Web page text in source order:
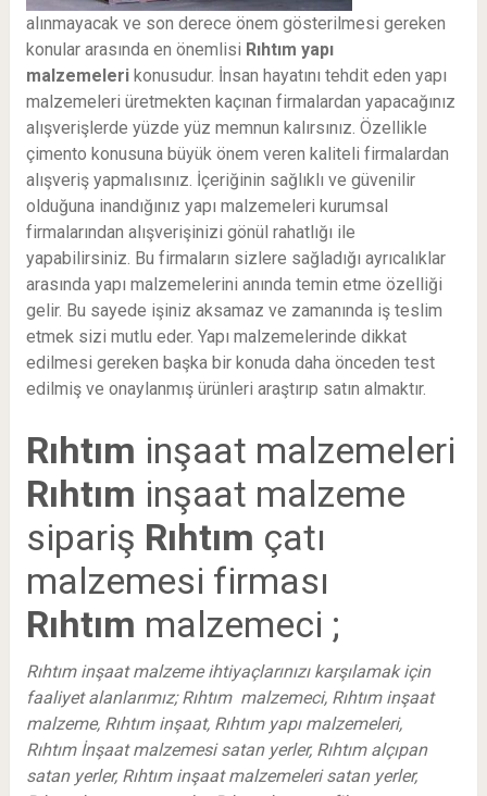
alınmayacak ve son derece önem gösterilmesi gereken
konular arasında en önemlisi Rıhtım yapı
malzemeleri konusudur. İnsan hayatını tehdit eden yapı
malzemeleri üretmekten kaçınan firmalardan yapacağınız
alışverişlerde yüzde yüz memnun kalırsınız. Özellikle
çimento konusuna büyük önem veren kaliteli firmalardan
alışveriş yapmalısınız. İçeriğinin sağlıklı ve güvenilir
olduğuna inandığınız yapı malzemeleri kurumsal
firmalarından alışverişinizi gönül rahatlığı ile
yapabilirsiniz. Bu firmaların sizlere sağladığı ayrıcalıklar
arasında yapı malzemelerini anında temin etme özelliği
gelir. Bu sayede işiniz aksamaz ve zamanında iş teslim
etmek sizi mutlu eder. Yapı malzemelerinde dikkat
edilmesi gereken başka bir konuda daha önceden test
edilmiş ve onaylanmış ürünleri araştırıp satın almaktır.
Rıhtım inşaat malzemeleri
Rıhtım inşaat malzeme
sipariş Rıhtım çatı
malzemesi firması
Rıhtım malzemeci ;
Rıhtım inşaat malzeme ihtiyaçlarınızı karşılamak için
faaliyet alanlarımız; Rıhtım malzemeci, Rıhtım inşaat
malzeme, Rıhtım inşaat, Rıhtım yapı malzemeleri,
Rıhtım İnşaat malzemesi satan yerler, Rıhtım alçıpan
satan yerler, Rıhtım inşaat malzemeleri satan yerler,